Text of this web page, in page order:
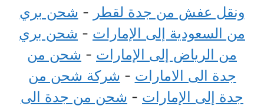
ونقل عفش من جدة لقطر - شحن بري
من السعودية إلى الإمارات - شحن بري
من الرياض إلى الإمارات - شحن من
جدة الى الامارات - شركة شحن من
جدة إلى الإمارات - شحن من جدة الى